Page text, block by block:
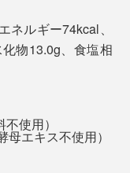
60℃、乾燥時間
糧新聞社刊 より引用
ルギー74kcal、
物13.0g、食塩相
使用）
エキス不使用）